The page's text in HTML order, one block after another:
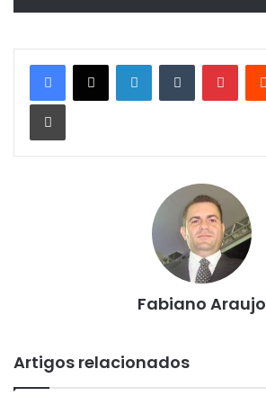
Fabiano Araujo
Artigos relacionados